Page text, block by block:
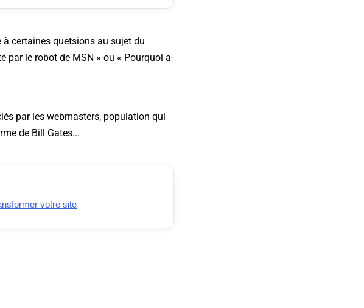
à certaines quetsions au sujet du
par le robot de MSN » ou « Pourquoi a-
par les webmasters, population qui
de Bill Gates...
votre site